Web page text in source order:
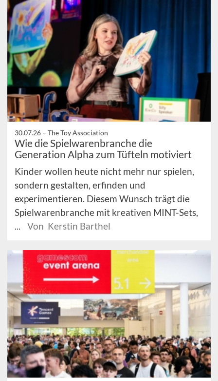
30.07.26 – The Toy Association
Wie die Spielwarenbranche die
Generation Alpha zum Tüfteln motiviert
Kinder wollen heute nicht mehr nur spielen,
sondern gestalten, erfinden und
experimentieren. Diesem Wunsch trägt die
Spielwarenbranche mit kreativen MINT-Sets,
...
Von Kerstin Barthel